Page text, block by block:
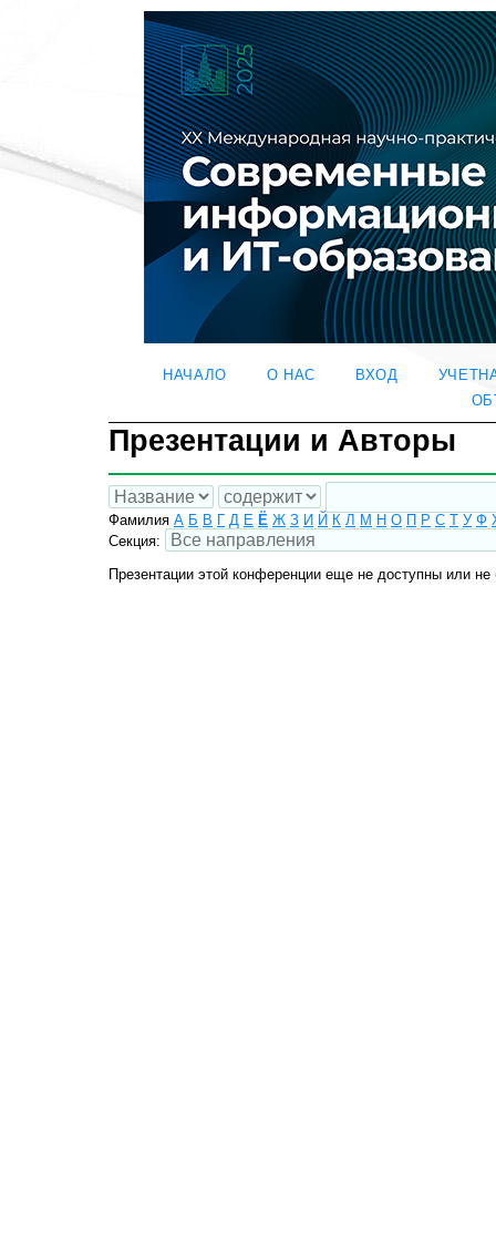
НАЧАЛО О НАС ВХОД
Презентации и Авторы
Фамилия А Б В Д Е Ё Ж З И Й К Л М Н О Р С У Ф
Секция:
Презентации этой конференции еще не доступны или